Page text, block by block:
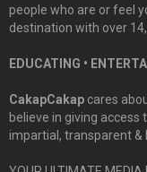
people who are or feel
destination with over
EDUCATING •
CakapCakap cares
believe in giving
impartial, transparent &